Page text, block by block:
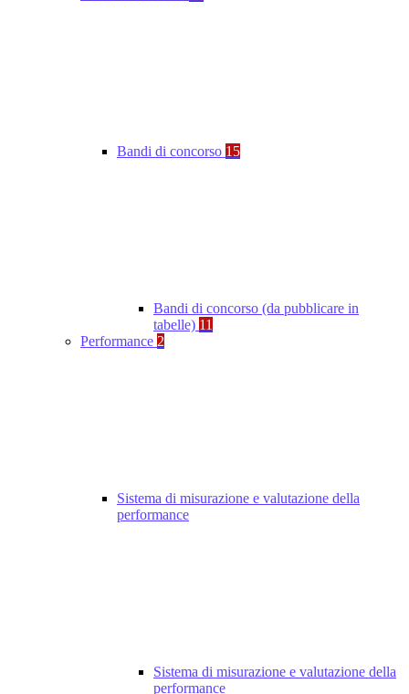
Bandi di concorso 15
Bandi di concorso (da pubblicare in
tabelle) 11
Performance 2
Sistema di misurazione e valutazione della
performance
Sistema di misurazione e valutazione della
performance